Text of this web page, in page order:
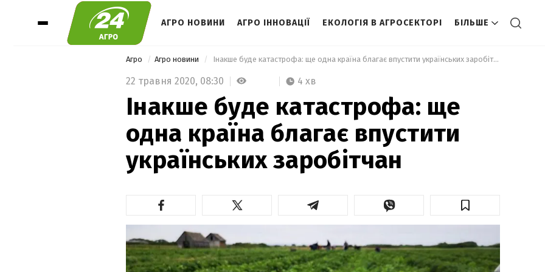
АГРО НОВИНИ АГРО ІННОВАЦІЇ ЕКОЛОГІЯ В АГРОСЕКТОРІ БІЛЬШЕ
Агро Агро новини Інакше буде катастрофа: ще одна країна благає впустити українських заробітчан
22 травня 2020, 08:30 4 хв
Інакше буде катастрофа: ще
одна країна благає впустити
українських заробітчан